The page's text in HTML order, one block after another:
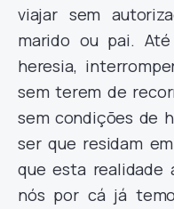
viajar sem
marido ou pai.
heresia,
sem terem de
sem condições de
ser que residam
que esta realidade
nós por cá já